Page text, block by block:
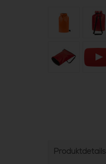
Produktdetails